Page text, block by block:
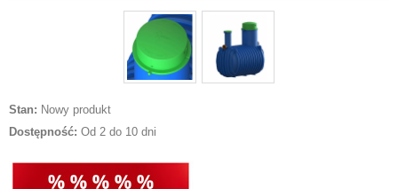
Stan: Nowy produkt
Dostępność: Od 2 do 10 dni